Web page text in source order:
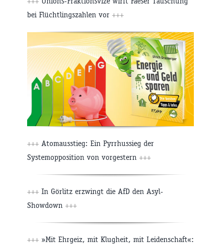
bei Flüchtlingszahlen vor +++
+++ Atomausstieg: Ein Pyrrhussieg der
Systemopposition von vorgestern +++
+++ In Görlitz erzwingt die AfD den Asyl-
Showdown +++
+++ »Mit Ehrgeiz, mit Klugheit, mit Leidenschaft«: